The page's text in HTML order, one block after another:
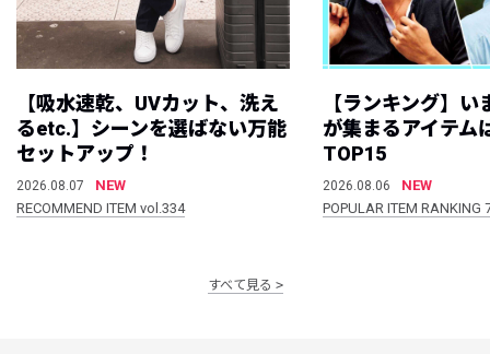
【吸水速乾、UVカット、洗え
るetc.】シーンを選ばない万能
セットアップ！
2026.08.07
NEW
RECOMMEND ITEM vol.334
【ランキング】
が集まるアイテム
TOP15
2026.08.06
NEW
POPULAR ITEM
すべて見る